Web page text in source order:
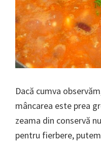
Dacă cumva
mâncarea este prea
zeama din conservă
pentru fierbere,